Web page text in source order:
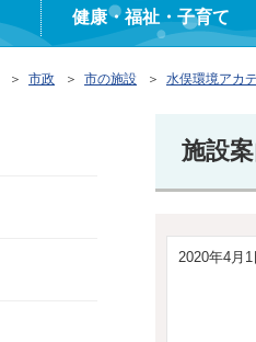
健康・福祉・子育て
＞ 市政 ＞ 市の施設 ＞ 水俣環境アカ
施設
2020年4月